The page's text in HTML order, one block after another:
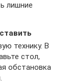
лишние
технику. В
стол,
обстановка